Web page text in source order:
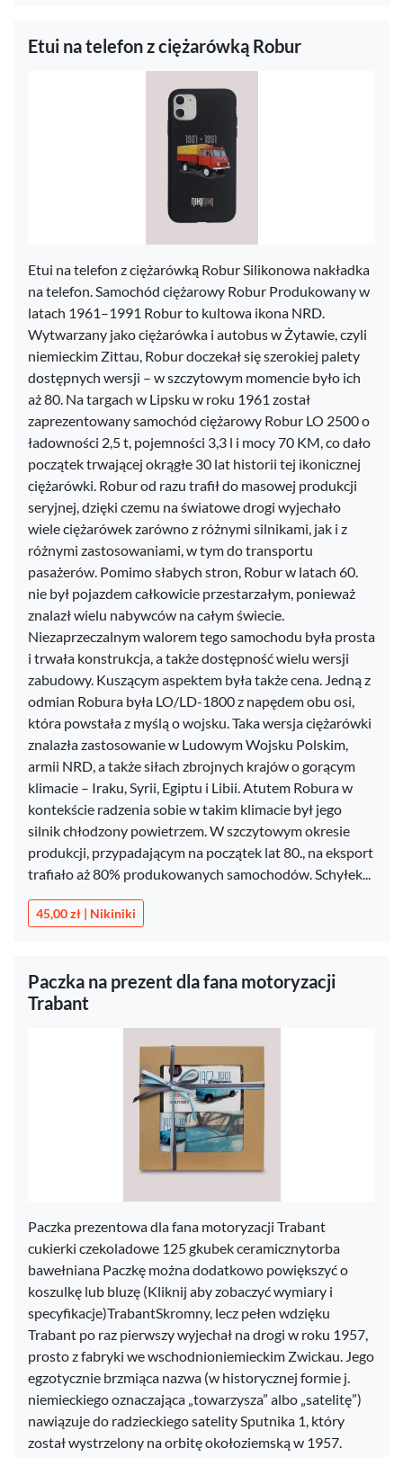
Etui na telefon z ciężarówką Robur
Etui na telefon z ciężarówką Robur Silikonowa nakładka
na telefon. Samochód ciężarowy Robur Produkowany w
latach 1961–1991 Robur to kultowa ikona NRD.
Wytwarzany jako ciężarówka i autobus w Żytawie, czyli
niemieckim Zittau, Robur doczekał się szerokiej palety
dostępnych wersji – w szczytowym momencie było ich
aż 80. Na targach w Lipsku w roku 1961 został
zaprezentowany samochód ciężarowy Robur LO 2500 o
ładowności 2,5 t, pojemności 3,3 l i mocy 70 KM, co dało
początek trwającej okrągłe 30 lat historii tej ikonicznej
ciężarówki. Robur od razu trafił do masowej produkcji
seryjnej, dzięki czemu na światowe drogi wyjechało
wiele ciężarówek zarówno z różnymi silnikami, jak i z
różnymi zastosowaniami, w tym do transportu
pasażerów. Pomimo słabych stron, Robur w latach 60.
nie był pojazdem całkowicie przestarzałym, ponieważ
znalazł wielu nabywców na całym świecie.
Niezaprzeczalnym walorem tego samochodu była prosta
i trwała konstrukcja, a także dostępność wielu wersji
zabudowy. Kuszącym aspektem była także cena. Jedną z
odmian Robura była LO/LD-1800 z napędem obu osi,
która powstała z myślą o wojsku. Taka wersja ciężarówki
znalazła zastosowanie w Ludowym Wojsku Polskim,
armii NRD, a także siłach zbrojnych krajów o gorącym
klimacie – Iraku, Syrii, Egiptu i Libii. Atutem Robura w
kontekście radzenia sobie w takim klimacie był jego
silnik chłodzony powietrzem. W szczytowym okresie
produkcji, przypadającym na początek lat 80., na eksport
trafiało aż 80% produkowanych samochodów. Schyłek...
45,00 zł | Nikiniki
Paczka na prezent dla fana motoryzacji
Trabant
Paczka prezentowa dla fana motoryzacji Trabant
cukierki czekoladowe 125 gkubek ceramicznytorba
bawełniana Paczkę można dodatkowo powiększyć o
koszulkę lub bluzę (Kliknij aby zobaczyć wymiary i
specyfikacje)TrabantSkromny, lecz pełen wdzięku
Trabant po raz pierwszy wyjechał na drogi w roku 1957,
prosto z fabryki we wschodnioniemieckim Zwickau. Jego
egzotycznie brzmiąca nazwa (w historycznej formie j.
niemieckiego oznaczająca „towarzysza” albo „satelitę”)
nawiązuje do radzieckiego satelity Sputnika 1, który
został wystrzelony na orbitę okołoziemską w 1957.